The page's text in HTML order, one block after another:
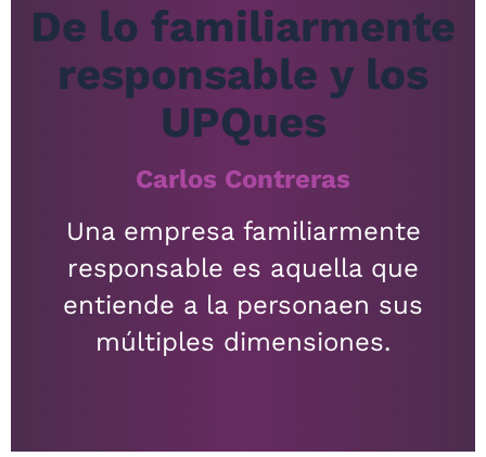
De lo familiarmente
responsable y los
UPQues
Carlos Contreras
Una empresa familiarmente
responsable es aquella que
entiende a la personaen sus
múltiples dimensiones.